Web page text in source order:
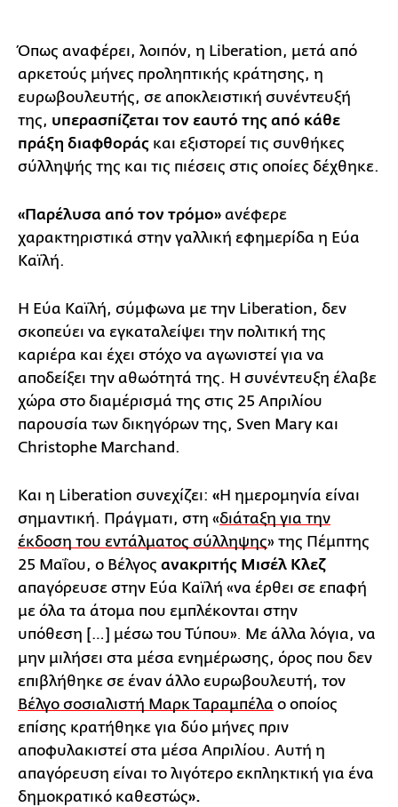
Όπως αναφέρει, λοιπόν, η Liberation, μετά από
αρκετούς μήνες προληπτικής κράτησης, η
ευρωβουλευτής, σε αποκλειστική συνέντευξή
της, υπερασπίζεται τον εαυτό της από κάθε
πράξη διαφθοράς και εξιστορεί τις συνθήκες
σύλληψής της και τις πιέσεις στις οποίες δέχθηκε.
«Παρέλυσα από τον τρόμο» ανέφερε
χαρακτηριστικά στην γαλλική εφημερίδα η Εύα
Καϊλή.
Η Εύα Καϊλή, σύμφωνα με την Liberation, δεν
σκοπεύει να εγκαταλείψει την πολιτική της
καριέρα και έχει στόχο να αγωνιστεί για να
αποδείξει την αθωότητά της. Η συνέντευξη έλαβε
χώρα στο διαμέρισμά της στις 25 Απριλίου
παρουσία των δικηγόρων της, Sven Mary και
Christophe Marchand.
Και η Liberation συνεχίζει: «Η ημερομηνία είναι
σημαντική. Πράγματι, στη «διάταξη για την
έκδοση του εντάλματος σύλληψης» της Πέμπτης
25 Μαΐου, ο Βέλγος ανακριτής Μισέλ Κλεζ
απαγόρευσε στην Εύα Καϊλή «να έρθει σε επαφή
με όλα τα άτομα που εμπλέκονται στην
υπόθεση […] μέσω του Τύπου». Με άλλα λόγια, να
μην μιλήσει στα μέσα ενημέρωσης, όρος που δεν
επιβλήθηκε σε έναν άλλο ευρωβουλευτή, τον
Βέλγο σοσιαλιστή Μαρκ Ταραμπέλα ο οποίος
επίσης κρατήθηκε για δύο μήνες πριν
αποφυλακιστεί στα μέσα Απριλίου. Αυτή η
απαγόρευση είναι το λιγότερο εκπληκτική για ένα
δημοκρατικό καθεστώς».